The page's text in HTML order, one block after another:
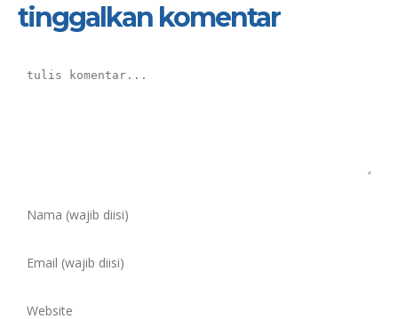
tinggalkan komentar